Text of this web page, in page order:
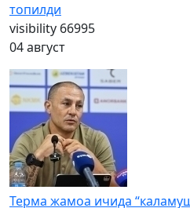
топилди
visibility 66995
04 август
Терма жамоа ичида